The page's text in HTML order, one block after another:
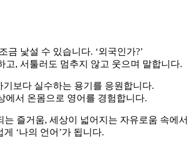
금 낯설 수 있습니다. ‘외국인가?’
고, 서툴러도 멈추지 않고 웃으며 말합니다.
보다 실수하는 용기를 응원합니다.
에서 온몸으로 영어를 경험합니다.
즐거움, 세상이 넓어지는 자유로움 속에서
‘나의 언어’가 됩니다.